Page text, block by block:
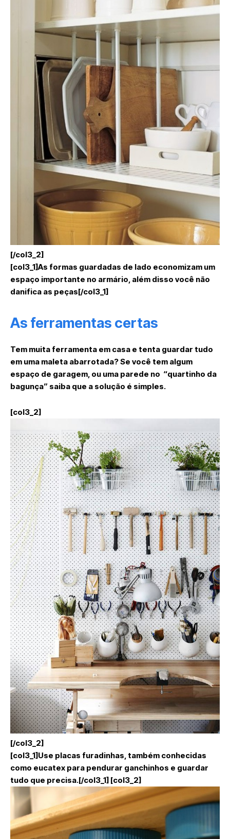
[/col3_2]
[col3_1]As formas guardadas de lado economizam um
espaço importante no armário, além disso você não
danifica as peças[/col3_1]
As ferramentas certas
Tem muita ferramenta em casa e tenta guardar tudo
em uma maleta abarrotada? Se você tem algum
espaço de garagem, ou uma parede no “quartinho da
bagunça” saiba que a solução é simples.
[col3_2]
[/col3_2]
[col3_1]Use placas furadinhas, também conhecidas
como eucatex para pendurar ganchinhos e guardar
tudo que precisa.[/col3_1] [col3_2]